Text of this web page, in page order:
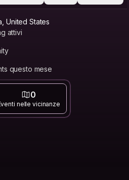
United States
attivi
questo mese
0
nelle vicinanze